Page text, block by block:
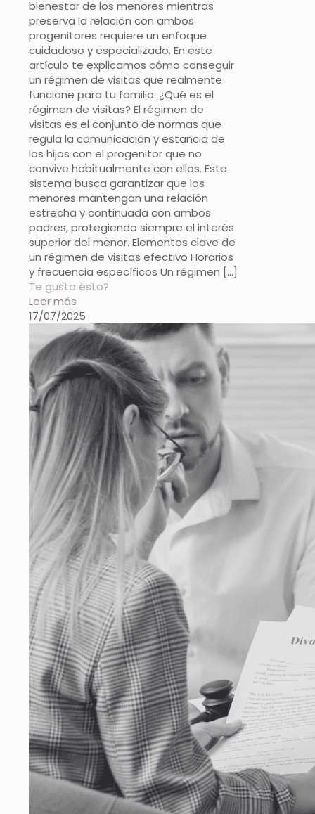
bienestar de los menores mientras
preserva la relación con ambos
progenitores requiere un enfoque
cuidadoso y especializado. En este
artículo te explicamos cómo conseguir
un régimen de visitas que realmente
funcione para tu familia. ¿Qué es el
régimen de visitas? El régimen de
visitas es el conjunto de normas que
regula la comunicación y estancia de
los hijos con el progenitor que no
convive habitualmente con ellos. Este
sistema busca garantizar que los
menores mantengan una relación
estrecha y continuada con ambos
padres, protegiendo siempre el interés
superior del menor. Elementos clave de
un régimen de visitas efectivo Horarios
y frecuencia específicos Un régimen […]
Te gusta ésto?
Leer más
17/07/2025